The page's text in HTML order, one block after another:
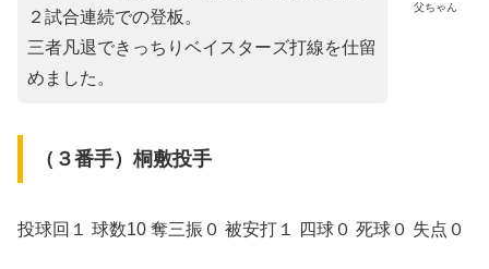
父ちゃん
２試合連続での登板。
三者凡退できっちりベイスターズ打線を仕留
めました。
（３番手）桐敷投手
投球回１ 球数10 奪三振０ 被安打１ 四球０ 死球０ 失点０